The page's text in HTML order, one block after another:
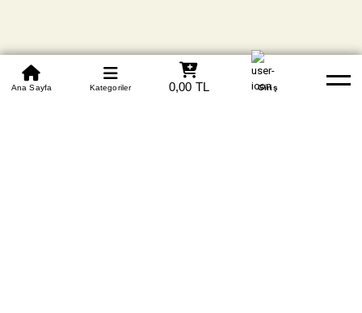
0850 305 09 70
Beden Tablosu Banka Hesapları Whatsapp Yardım
Ana Sayfa Kategoriler 0,00 TL Giriş